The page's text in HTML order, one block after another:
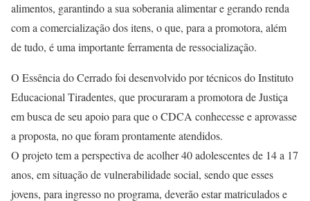
alimentos, garantindo a sua soberania alimentar e gerando renda
com a comercialização dos itens, o que, para a promotora, além
de tudo, é uma importante ferramenta de ressocialização.
O Essência do Cerrado foi desenvolvido por técnicos do Instituto
Educacional Tiradentes, que procuraram a promotora de Justiça
em busca de seu apoio para que o CDCA conhecesse e aprovasse
a proposta, no que foram prontamente atendidos.
O projeto tem a perspectiva de acolher 40 adolescentes de 14 a 17
anos, em situação de vulnerabilidade social, sendo que esses
jovens, para ingresso no programa, deverão estar matriculados e